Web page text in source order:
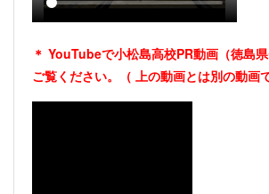
＊ YouTubeで小松島高校PR動画（徳島
ご覧ください。（ 上の動画とは別の動画